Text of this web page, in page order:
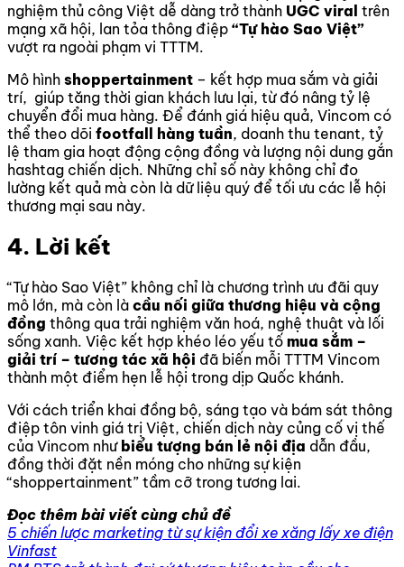
nghiệm thủ công Việt dễ dàng trở thành UGC viral trên
mạng xã hội, lan tỏa thông điệp “Tự hào Sao Việt”
vượt ra ngoài phạm vi TTTM.
Mô hình shoppertainment – kết hợp mua sắm và giải
trí, giúp tăng thời gian khách lưu lại, từ đó nâng tỷ lệ
chuyển đổi mua hàng. Để đánh giá hiệu quả, Vincom có
thể theo dõi footfall hàng tuần, doanh thu tenant, tỷ
lệ tham gia hoạt động cộng đồng và lượng nội dung gắn
hashtag chiến dịch. Những chỉ số này không chỉ đo
lường kết quả mà còn là dữ liệu quý để tối ưu các lễ hội
thương mại sau này.
4. Lời kết
“Tự hào Sao Việt” không chỉ là chương trình ưu đãi quy
mô lớn, mà còn là cầu nối giữa thương hiệu và cộng
đồng thông qua trải nghiệm văn hoá, nghệ thuật và lối
sống xanh. Việc kết hợp khéo léo yếu tố mua sắm –
giải trí – tương tác xã hội đã biến mỗi TTTM Vincom
thành một điểm hẹn lễ hội trong dịp Quốc khánh.
Với cách triển khai đồng bộ, sáng tạo và bám sát thông
điệp tôn vinh giá trị Việt, chiến dịch này củng cố vị thế
của Vincom như biểu tượng bán lẻ nội địa dẫn đầu,
đồng thời đặt nền móng cho những sự kiện
“shoppertainment” tầm cỡ trong tương lai.
Đọc thêm bài viết cùng chủ đề
5 chiến lược marketing từ sự kiện đổi xe xăng lấy xe điện
Vinfast